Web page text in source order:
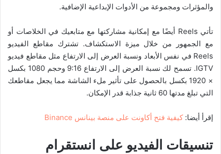
والمؤثرات ومجموعة من الأدوات الإبداعية الإضافية.
تأتي Reels أيضًا مع إمكانية مشاركتها مع متابعيك في الخلاصات أو
مع الجمهور من خلال ميزة الاستكشاف. تشترك مقاطع الفيديو
Reels في نفس الأبعاد ونسبة العرض إلى الارتفاع مثل مقاطع فيديو
IGTV. تسمح لك نسبة العرض إلى الارتفاع 9:16 وحجم 1080 بكسل
× 1920 بكسل بالحصول على تأثير ملء الشاشة مما يجعل مقاطعك
التي تبلغ مدتها 60 ثانية جذابة قدر الإمكان.
إقرأ أيضا: كيفية فتح أكاونت على منصة بينانس Binance
تنسيقات الفيديو على انستقرام